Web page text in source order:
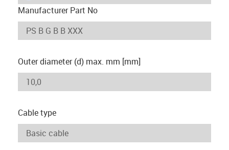
Manufacturer Part No
Outer diameter (d) max. mm [mm]
Cable type